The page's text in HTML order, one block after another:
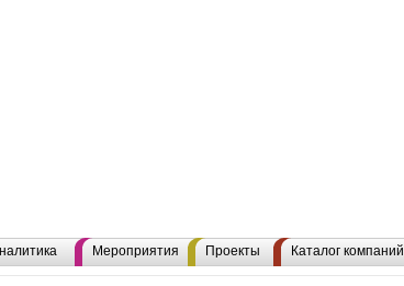
Мероприятия Проекты Каталог компаний